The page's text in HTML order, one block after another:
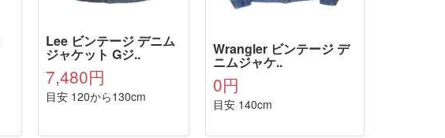
Lee ビンテージ デニム
ジャケット Gジ..
7,480円
目安 120から130cm
Wrangler ビンテージ デ
ニムジャケ..
0円
目安 140cm